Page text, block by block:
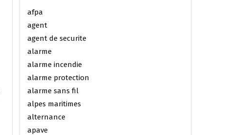
afpa
agent
agent de securite
alarme
alarme incendie
alarme protection
alarme sans fil
alpes maritimes
alternance
apave